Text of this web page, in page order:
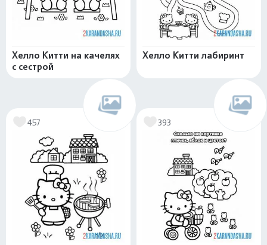
Хелло Китти на качелях
с сестрой
Хелло Китти лабиринт
457 393